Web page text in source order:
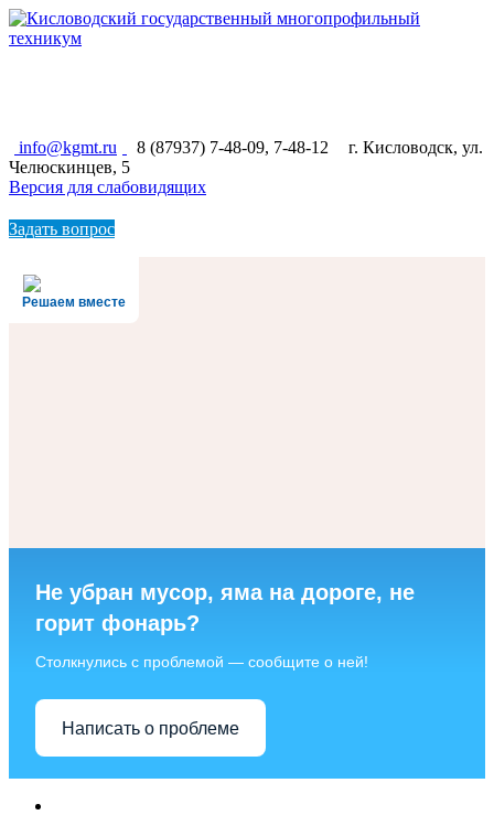
info@kgmt.ru 8 (87937) 7-48-09, 7-48-12
г. Кисловодск, ул.
Челюскинцев, 5
Версия для слабовидящих
Задать вопрос
Решаем вместе
Не убран мусор, яма на дороге, не
горит фонарь?
Столкнулись с проблемой — сообщите о ней!
Написать о проблеме